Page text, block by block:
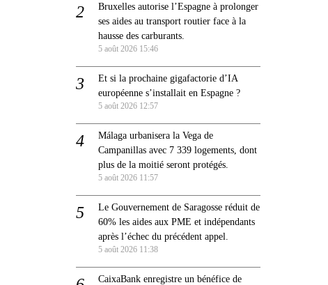
Bruxelles autorise l’Espagne à prolonger
ses aides au transport routier face à la
hausse des carburants.
5 août 2026 15:46
Et si la prochaine gigafactorie d’IA
européenne s’installait en Espagne ?
5 août 2026 12:57
Málaga urbanisera la Vega de
Campanillas avec 7 339 logements, dont
plus de la moitié seront protégés.
5 août 2026 11:57
Le Gouvernement de Saragosse réduit de
60% les aides aux PME et indépendants
après l’échec du précédent appel.
5 août 2026 11:38
CaixaBank enregistre un bénéfice de